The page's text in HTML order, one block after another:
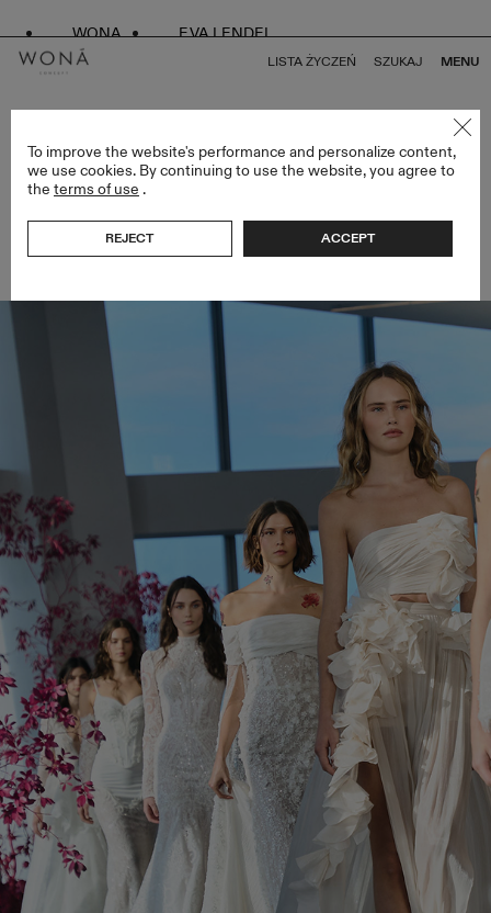
WONA EVA LENDEL
LISTA ŻYCZEŃ SZUKAJ MENU
WONA CONCEPT ZAPREZENTUJE NOWĄ
KOLEKCJĘ BRIDAL W NOWYM JORKU I
BARCELONIE
To improve the website's performance and personalize content,
we use cookies. By continuing to use the website, you agree to
the terms of use .
REJECT ACCEPT